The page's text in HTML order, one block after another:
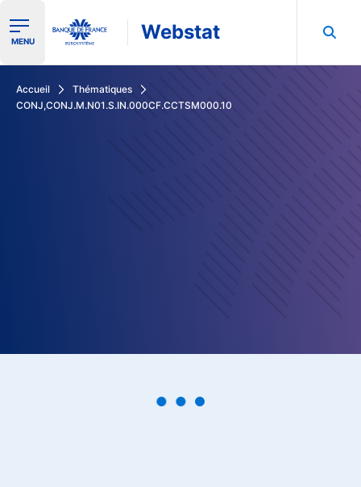
Ouvrir le menu de navigation
MENU Webstat
Accueil
Thématiques
CONJ,CONJ.M.N01.S.IN.000CF.CCTSM000.10